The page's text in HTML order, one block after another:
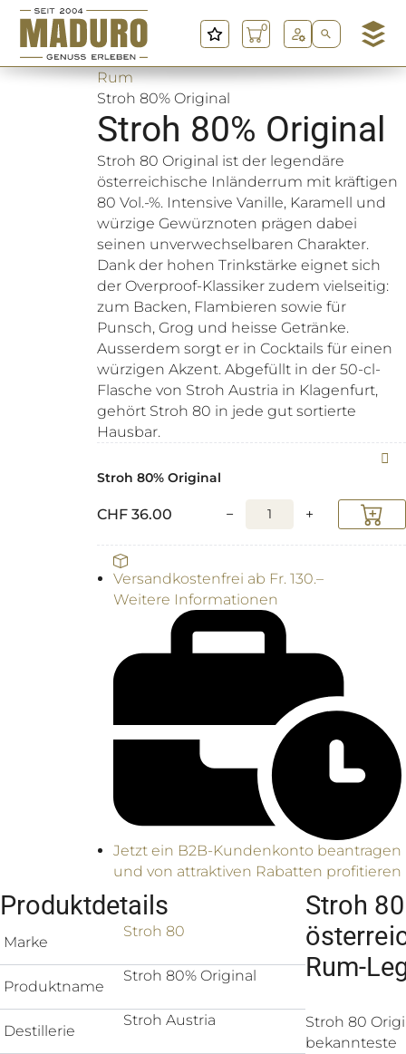
M
a
u
r
G
m
b
H
0
Rum
Stroh 80% Original
Stroh 80% Original
Stroh 80 Original ist der legendäre
österreichische Inländerrum mit kräftigen
80 Vol.-%. Intensive Vanille, Karamell und
würzige Gewürznoten prägen dabei
seinen unverwechselbaren Charakter.
Dank der hohen Trinkstärke eignet sich
der Overproof-Klassiker zudem vielseitig:
zum Backen, Flambieren sowie für
Punsch, Grog und heisse Getränke.
Ausserdem sorgt er in Cocktails für einen
würzigen Akzent. Abgefüllt in der 50-cl-
Flasche von Stroh Austria in Klagenfurt,
gehört Stroh 80 in jede gut sortierte
Hausbar.
Stroh 80% Original
CHF 36.00 − +
Versandkostenfrei ab Fr. 130.–
Weitere Informationen
Jetzt ein B2B-Kundenkonto beantragen
und von attraktiven Rabatten profitieren
Produktdetails
Marke
Stroh 80
Produktname
Stroh 80% Original
Destillerie
Stroh Austria
Stroh
Rum-
Stroh 80
bekannteste